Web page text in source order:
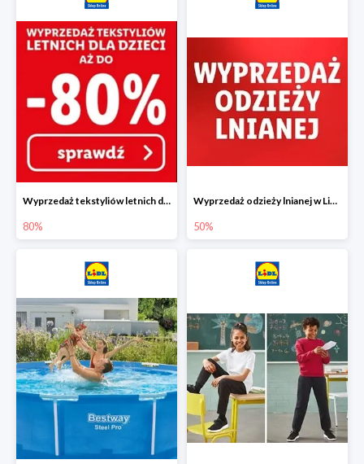
Wyprzedaż tekstyliów letnich dla dzieci w Lidlu Online do -80%
80%
Wyprzedaż odzieży lnianej w Lidlu Online do -50%
50%